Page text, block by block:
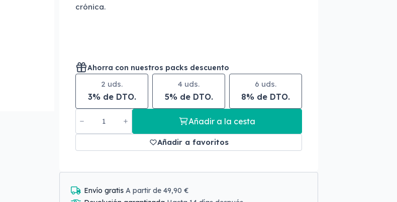
crónica.
Ahorra con nuestros packs descuento
2 uds.
3% de DTO.
4 uds.
5% de DTO.
6 uds.
8% de DTO.
Añadir a la cesta
Añadir a favoritos
Envío gratis A partir de 49,90 €